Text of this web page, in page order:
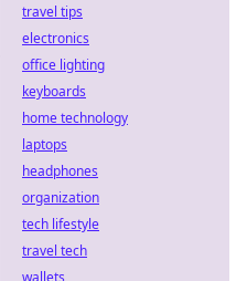
travel tips
electronics
office lighting
keyboards
home technology
laptops
headphones
organization
tech lifestyle
travel tech
wallets